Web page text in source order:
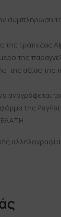
συμπλήρωση
τράπεζας
της
της αξίας της
αναγράφεται
της PayPal.